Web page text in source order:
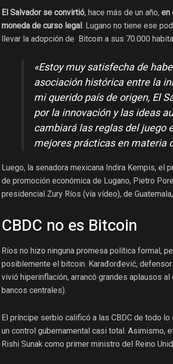
El Salvador se convirtió, hace más de un año, en
moneda de curso legal. Lugano no tiene ese
llevar la adopción de Bitcoin a sus 70.000
«Estoy muy satisfecha de
asociación histórica entre la
mi querido país de origen, El
por la innovación y las ideas
cambiará las reglas del juego
mejores prácticas en materia
Luego, la senadora mexicana Indira Kempis, el
de promoción económica de Lugano, Pietro
presidencial Zury Ríos (vía vídeo), de
CBDC no es Bitcoin
Ríos no hizo ninguna promesa política formal,
posiblemente el bitcoin. Karađorđević,
vivió hiperinflación, arrancó grandes aplausos
bancos centrales).
El príncipe serbio calificó a las CBDC de todo
un control gubernamental casi total. Asimismo,
Rishi Sunak como primer ministro del Reino